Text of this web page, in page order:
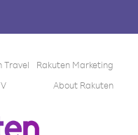
Travel
Rakuten Marketing
About Rakuten